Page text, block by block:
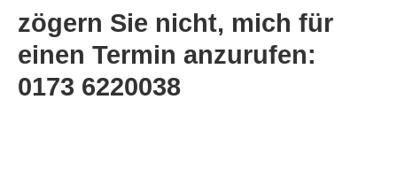
zögern Sie nicht, mich für
einen Termin anzurufen:
0173 6220038